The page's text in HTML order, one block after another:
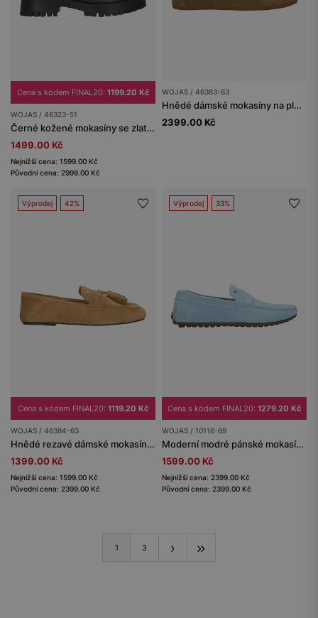
Cena s kódem FINAL20: 1199.20 Kč
WOJAS / 46323-51
Černé kožené mokasíny se zlatou ozdobou
1499.00 Kč
Nejnižší cena: 1599.00 Kč
Původní cena: 2999.00 Kč
WOJAS / 46383-63
Hnědé dámské mokasíny na ploché podrážce
2399.00 Kč
Výprodej 42%
Cena s kódem FINAL20: 1119.20 Kč
WOJAS / 46384-63
Hnědé rezavé dámské mokasíny na ploché podrážce
1399.00 Kč
Nejnižší cena: 1599.00 Kč
Původní cena: 2399.00 Kč
Výprodej 33%
Cena s kódem FINAL20: 1279.20 Kč
WOJAS / 10116-69
Moderní modré pánské mokasíny ze štípané velurové kůže
1599.00 Kč
Nejnižší cena: 2399.00 Kč
Původní cena: 2399.00 Kč
1 3